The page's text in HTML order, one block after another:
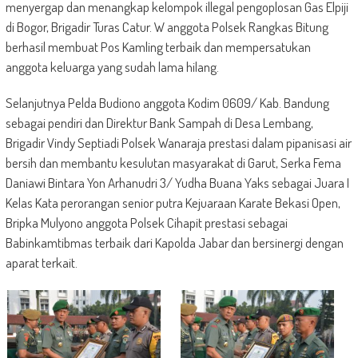
menyergap dan menangkap kelompok illegal pengoplosan Gas Elpiji
di Bogor, Brigadir Turas Catur. W anggota Polsek Rangkas Bitung
berhasil membuat Pos Kamling terbaik dan mempersatukan
anggota keluarga yang sudah lama hilang.
Selanjutnya Pelda Budiono anggota Kodim 0609/ Kab. Bandung
sebagai pendiri dan Direktur Bank Sampah di Desa Lembang,
Brigadir Vindy Septiadi Polsek Wanaraja prestasi dalam pipanisasi air
bersih dan membantu kesulutan masyarakat di Garut, Serka Fema
Daniawi Bintara Yon Arhanudri 3/ Yudha Buana Yaks sebagai Juara I
Kelas Kata perorangan senior putra Kejuaraan Karate Bekasi Open,
Bripka Mulyono anggota Polsek Cihapit prestasi sebagai
Babinkamtibmas terbaik dari Kapolda Jabar dan bersinergi dengan
aparat terkait.